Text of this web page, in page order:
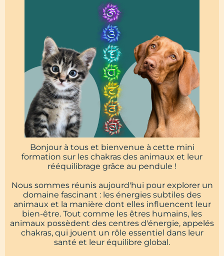
Bonjour à tous et bienvenue à cette mini
formation sur les chakras des animaux et leur
rééquilibrage grâce au pendule !
Nous sommes réunis aujourd'hui pour explorer un
domaine fascinant : les énergies subtiles des
animaux et la manière dont elles influencent leur
bien-être. Tout comme les êtres humains, les
animaux possèdent des centres d'énergie, appelés
chakras, qui jouent un rôle essentiel dans leur
santé et leur équilibre global.